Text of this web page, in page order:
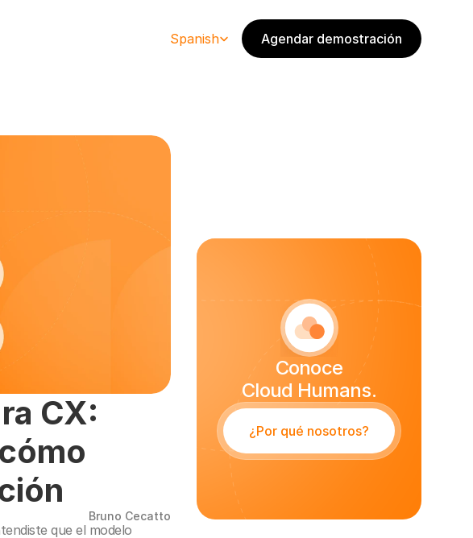
Spanish Agendar demostración
CX:
Bruno Cecatto
que el modelo
Conoce
Cloud Humans.
¿Por qué nosotros?